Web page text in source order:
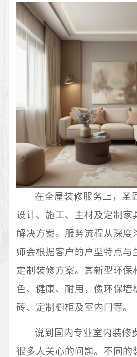
在全屋装修服务上，圣
设计、施工、主材及定制家
解决方案。服务流程从深度
师会根据客户的户型特点与
定制装修方案。其新型环保
色、健康、耐用，像环保墙
砖、定制橱柜及室内门等。
说到国内专业室内装修
很多人关心的问题。不同的